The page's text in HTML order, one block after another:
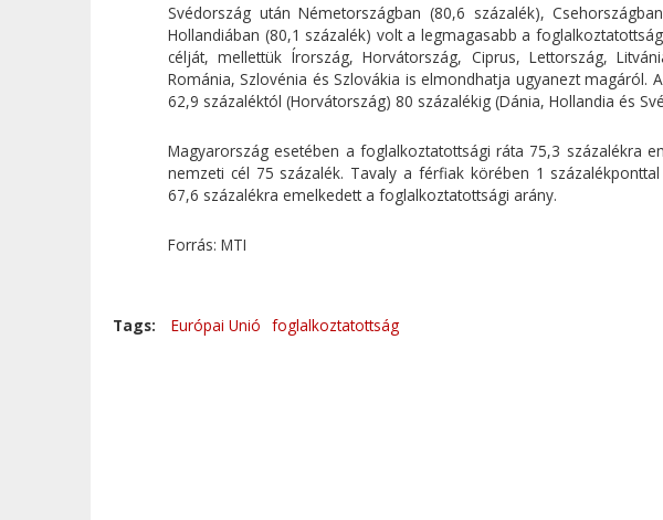
Svédország után Németországban (80,6 százalék),
Hollandiában (80,1 százalék) volt a legmagasabb a
célját, mellettük Írország, Horvátország, Ciprus, Lettország,
Románia, Szlovénia és Szlovákia is elmondhatja ugyanezt magáról.
62,9 százaléktól (Horvátország) 80 százalékig (Dánia, Hollandia és
Magyarország esetében a foglalkoztatottsági ráta 75,3 százalékra
nemzeti cél 75 százalék. Tavaly a férfiak körében 1
67,6 százalékra emelkedett a foglalkoztatottsági arány.
Forrás: MTI
Tags: Európai Unió foglalkoztatottság